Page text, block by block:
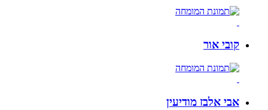
קובי אור
אבי אלבז מודיעין